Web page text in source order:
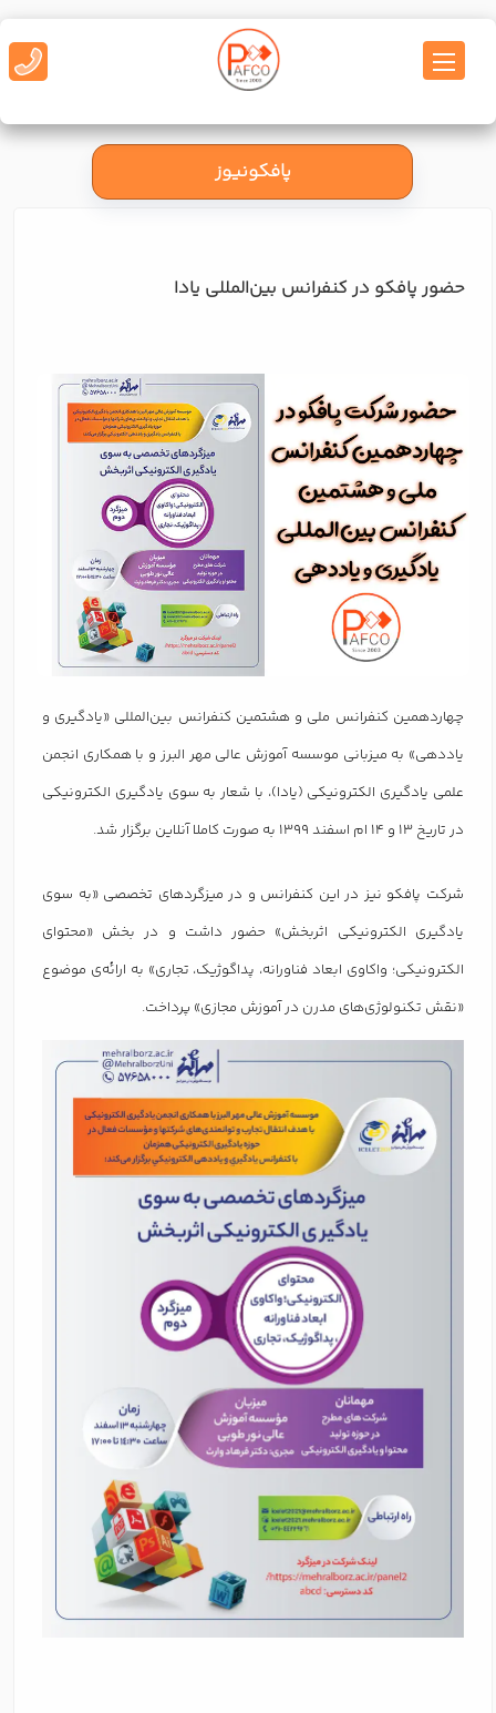
پافکونیوز
حضور پافکو در کنفرانس بین‌المللی یادا
چهاردهمین کنفرانس ملی و هشتمین کنفرانس بین‌المللی «یادگیری و
یاددهی» به میزبانی موسسه آموزش عالی مهر البرز و با همکاری انجمن
علمی یادگیری الکترونیکی (یادا)، با شعار به سوی یادگیری الکترونیکی
در تاریخ 13 و 14 ام اسفند 1399 به صورت کاملا آنلاین برگزار شد.
شرکت پافکو نیز در این کنفرانس و در میزگردهای تخصصی «به سوی
یادگیری الکترونیکی اثربخش» حضور داشت و در بخش «محتوای
الکترونیکی؛ واکاوی ابعاد فناورانه، پداگوژیک، تجاری» به ارائه‌ی موضوع
«نقش تکنولوژی‌های مدرن در آموزش مجازی» پرداخت.